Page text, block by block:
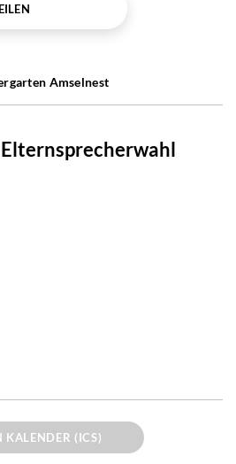
Amselnest
KALENDER (ICS)